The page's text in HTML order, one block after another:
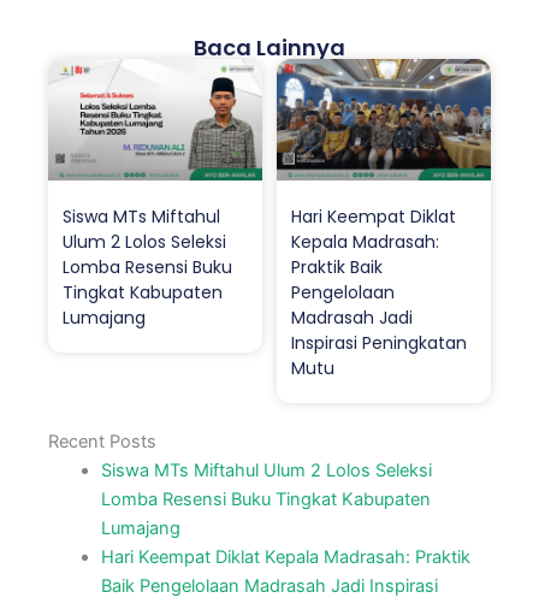
Baca Lainnya
Siswa MTs Miftahul
Ulum 2 Lolos Seleksi
Lomba Resensi Buku
Tingkat Kabupaten
Lumajang
Hari Keempat Diklat
Kepala Madrasah:
Praktik Baik
Pengelolaan
Madrasah Jadi
Inspirasi Peningkatan
Mutu
Recent Posts
Siswa MTs Miftahul Ulum 2 Lolos Seleksi
Lomba Resensi Buku Tingkat Kabupaten
Lumajang
Hari Keempat Diklat Kepala Madrasah: Praktik
Baik Pengelolaan Madrasah Jadi Inspirasi